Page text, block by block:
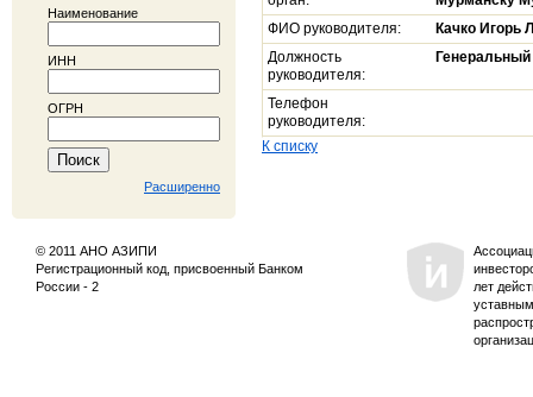
Наименование
ИНН
ОГРН
Расширенно
ФИО руководителя:
Качко Игорь
Должность
руководителя:
Генеральный
Телефон
руководителя:
К списку
© 2011 АНО АЗИПИ
Регистрационный код, присвоенный Банком
России - 2
лет